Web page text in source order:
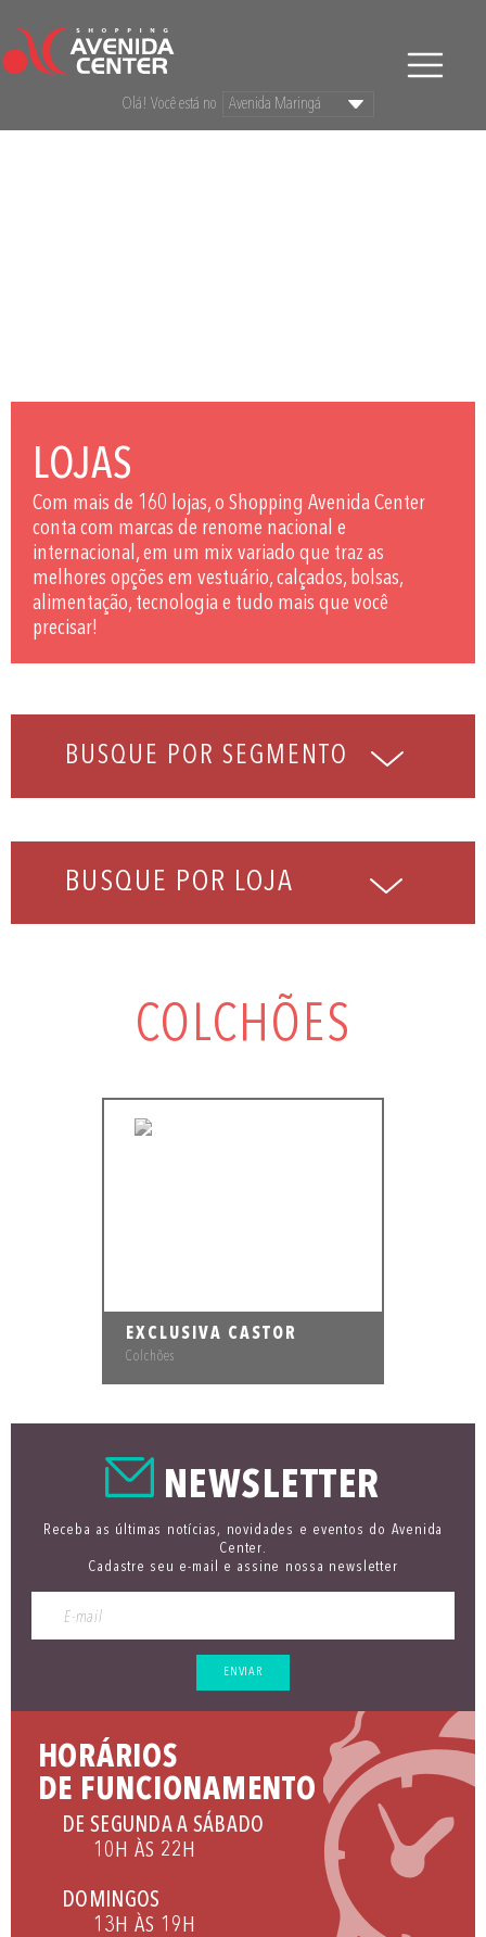
Olá! Você está no
LOJAS
Com mais de 160 lojas, o Shopping Avenida Center
conta com marcas de renome nacional e
internacional, em um mix variado que traz as
melhores opções em vestuário, calçados, bolsas,
alimentação, tecnologia e tudo mais que você
precisar!
BUSQUE POR LOJA
COLCHÕES
EXCLUSIVA CASTOR
Colchões
NEWSLETTER
Receba as últimas notícias, novidades e eventos do Avenida
Center.
Cadastre seu e-mail e assine nossa newsletter
ENVIAR
HORÁRIOS
DE FUNCIONAMENTO
DE SEGUNDA A SÁBADO
10H ÀS 22H
DOMINGOS
13H ÀS 19H